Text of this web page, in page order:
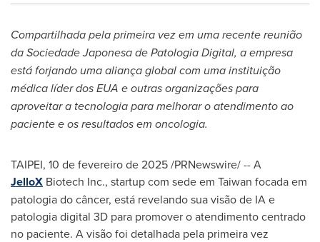
Compartilhada pela primeira vez em uma recente reunião
da Sociedade Japonesa de Patologia Digital, a empresa
está forjando uma aliança global com uma instituição
médica líder dos EUA e outras organizações para
aproveitar a tecnologia para melhorar o atendimento ao
paciente e os resultados em oncologia.
TAIPEI, 10 de fevereiro de 2025/PRNewswire/ -- A
JelloX Biotech Inc., startup com sede em Taiwan focada em
patologia do câncer, está revelando sua visão de IA e
patologia digital 3D para promover o atendimento centrado
no paciente. A visão foi detalhada pela primeira vez